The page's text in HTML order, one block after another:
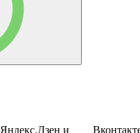
Яндекс.Дзен и